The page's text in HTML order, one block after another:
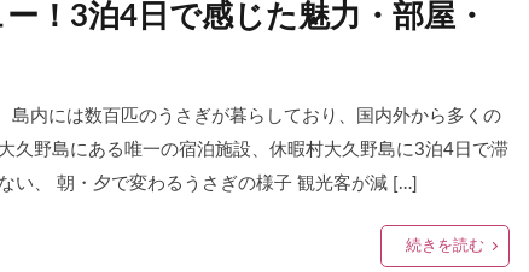
！3泊4日で感じた魅力・部屋・
島内には数百匹のうさぎが暮らしており、国内外から多くの
久野島にある唯一の宿泊施設、休暇村大久野島に3泊4日で滞
い、 朝・夕で変わるうさぎの様子 観光客が減 […]
続きを読む